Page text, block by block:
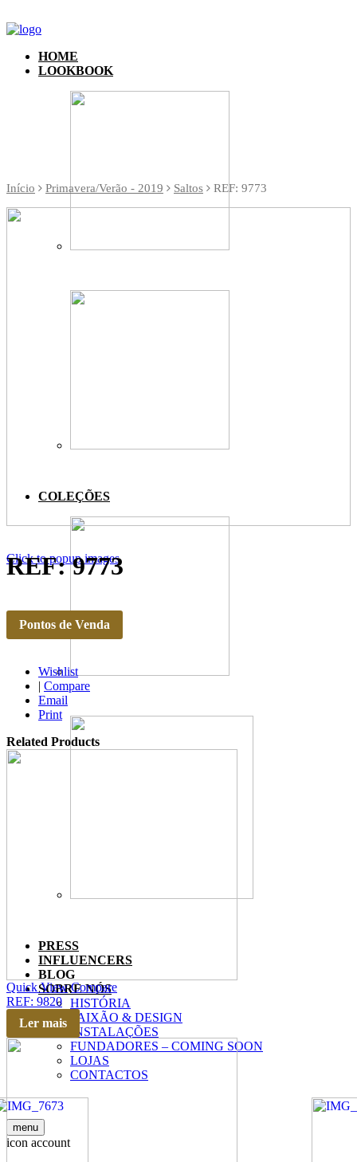
HOME
LOOKBOOK
COLEÇÕES
PRESS
INFLUENCERS
BLOG
SOBRE NÓS
HISTÓRIA
PAIXÃO & DESIGN
INSTALAÇÕES
FUNDADORES – COMING SOON
LOJAS
CONTACTOS
menu
icon account
Início Primavera/Verão - 2019 Saltos REF: 9773
Click to popup images
REF: 9773
Pontos de Venda
Wishlist
| Compare
Email
Print
Related Products
Quick View Compare
REF: 9820
Ler mais